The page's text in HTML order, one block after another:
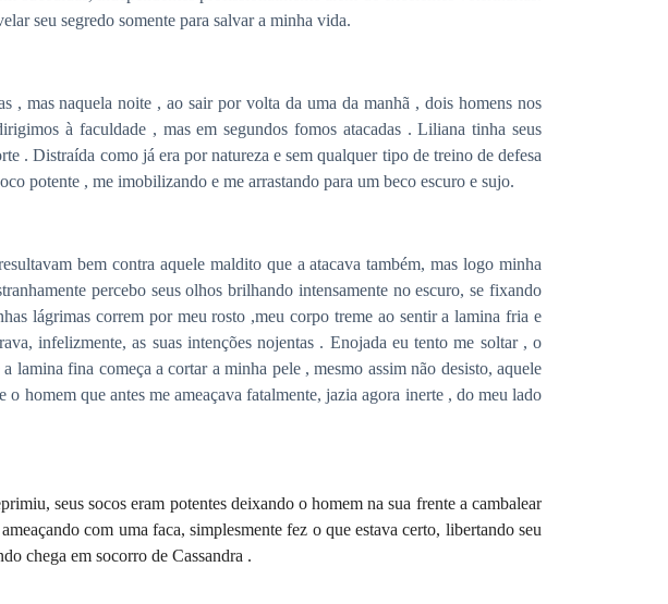
seu segredo somente para salvar a minha vida.
, mas naquela noite , ao sair por volta da uma da manhã , dois homens nos
à faculdade , mas em segundos fomos atacadas . Liliana tinha seus
. Distraída como já era por natureza e sem qualquer tipo de treino de defesa
potente , me imobilizando e me arrastando para um beco escuro e sujo.
bem contra aquele maldito que a atacava também, mas logo minha
percebo seus olhos brilhando intensamente no escuro, se fixando
correm por meu rosto ,meu corpo treme ao sentir a lamina fria e
infelizmente, as suas intenções nojentas . Enojada eu tento me soltar , o
fina começa a cortar a minha pele , mesmo assim não desisto, aquele
homem que antes me ameaçava fatalmente, jazia agora inerte , do meu lado
seus socos eram potentes deixando o homem na sua frente a cambalear
ameaçandocom uma faca, simplesmente fez o que estava certo, libertando seu
chega em socorro de Cassandra .